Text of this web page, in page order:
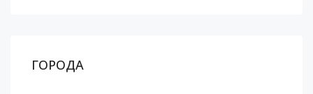
ГОРОДА